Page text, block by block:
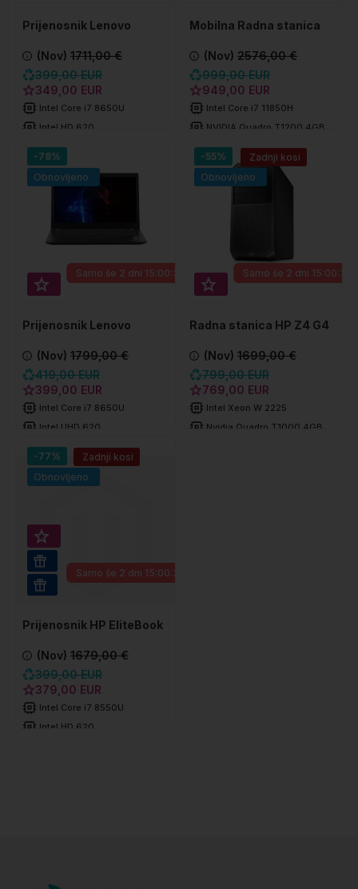
Prijenosnik Lenovo
(Nov) 1711,00 €
399,00 EUR
349,00 EUR
Intel Core i7 8650U
Intel HD 620
16 GB DDR4
256 GB SSD
Mobilna Radna stanica
GEN4
(Nov) 2576,00 €
999,00 EUR
949,00 EUR
Intel Core i7 11850H
NVIDIA Quadro T1200 4GB
32 GB DDR4
512 GB SSD
-78%
Obnovljeno
Super prihranek 20€
Samo še 2 dni 15:00:33
Prijenosnik Lenovo
(Nov) 1799,00 €
419,00 EUR
399,00 EUR
Intel Core i7 8650U
Intel UHD 620
8 GB DDR4
256 GB SSD
-55%
Obnovljeno
Super prihranek 30€
Zadnji kosi
Samo še 2 dni 15:00:33
Radna stanica HP Z4 G4
(Nov) 1699,00 €
799,00 EUR
769,00 EUR
Intel Xeon W 2225
Nvidia Quadro T1000 4GB
-77%
Obnovljeno
16GB RAM
WIN 11 PRO
Zadnji kosi
Samo še 2 dni 15:00:33
Prijenosnik HP EliteBook
(Nov) 1679,00 €
399,00 EUR
379,00 EUR
Intel Core i7 8550U
Intel HD 620